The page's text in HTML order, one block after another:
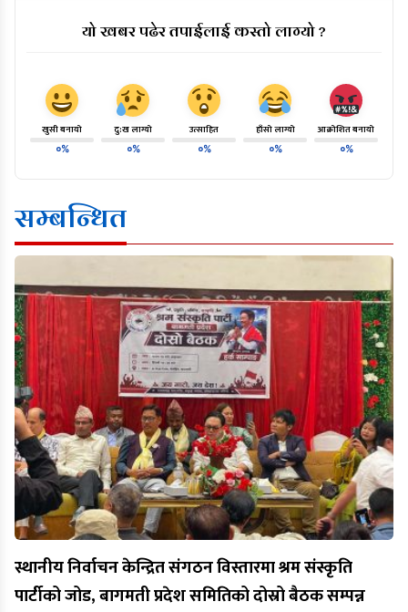
यो खबर पढेर तपाईलाई कस्तो लाग्यो ?
खुसी बनायो
०%
दु:ख लाग्यो
०%
उत्साहित
०%
हाँसो लाग्यो
०%
आक्रोशित बनायो
०%
सम्बन्धित
स्थानीय निर्वाचन केन्द्रित संगठन विस्तारमा श्रम संस्कृति
पार्टीको जोड, बागमती प्रदेश समितिको दोस्रो बैठक सम्पन्न